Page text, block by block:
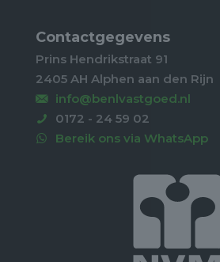
Contactgegevens
Prins Hendrikstraat 91
2405 AH Alphen aan den Rijn
info@benlvastgoed.nl
0172 - 24 59 02
Bereik ons via WhatsApp